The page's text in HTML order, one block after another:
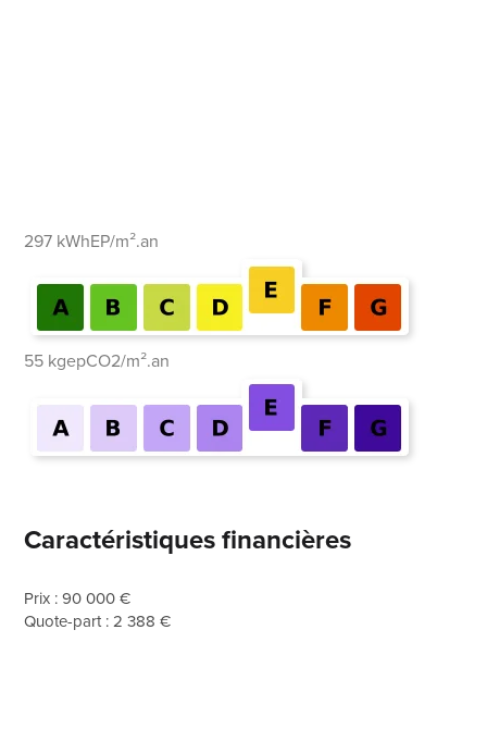
297 kWhEP/m².an
55 kgepCO2/m².an
Caractéristiques financières
Prix : 90 000 €
Quote-part : 2 388 €